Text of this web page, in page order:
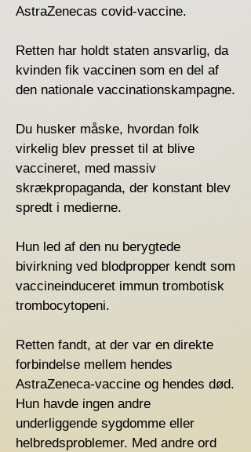
AstraZenecas covid-vaccine.
Retten har holdt staten ansvarlig, da
kvinden fik vaccinen som en del af
den nationale vaccinationskampagne.
Du husker måske, hvordan folk
virkelig blev presset til at blive
vaccineret, med massiv
skrækpropaganda, der konstant blev
spredt i medierne.
Hun led af den nu berygtede
bivirkning ved blodpropper kendt som
vaccineinduceret immun trombotisk
trombocytopeni.
Retten fandt, at der var en direkte
forbindelse mellem hendes
AstraZeneca-vaccine og hendes død.
Hun havde ingen andre
underliggende sygdomme eller
helbredsproblemer. Med andre ord